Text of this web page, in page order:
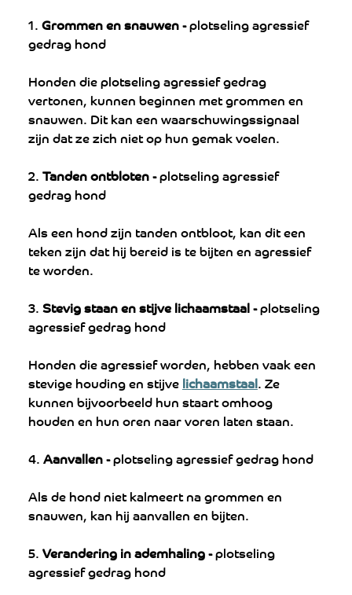
1. Grommen en snauwen - plotseling agressief
gedrag hond
Honden die plotseling agressief gedrag
vertonen, kunnen beginnen met grommen en
snauwen. Dit kan een waarschuwingssignaal
zijn dat ze zich niet op hun gemak voelen.
2. Tanden ontbloten - plotseling agressief
gedrag hond
Als een hond zijn tanden ontbloot, kan dit een
teken zijn dat hij bereid is te bijten en agressief
te worden.
3. Stevig staan en stijve lichaamstaal - plotseling
agressief gedrag hond
Honden die agressief worden, hebben vaak een
stevige houding en stijve lichaamstaal. Ze
kunnen bijvoorbeeld hun staart omhoog
houden en hun oren naar voren laten staan.
4. Aanvallen - plotseling agressief gedrag hond
Als de hond niet kalmeert na grommen en
snauwen, kan hij aanvallen en bijten.
5. Verandering in ademhaling - plotseling
agressief gedrag hond